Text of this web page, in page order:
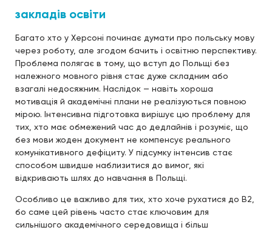
закладів освіти
Багато хто у Херсоні починає думати про польську мову
через роботу, але згодом бачить і освітню перспективу.
Проблема полягає в тому, що вступ до Польщі без
належного мовного рівня стає дуже складним або
взагалі недосяжним. Наслідок — навіть хороша
мотивація й академічні плани не реалізуються повною
мірою. Інтенсивна підготовка вирішує цю проблему для
тих, хто має обмежений час до дедлайнів і розуміє, що
без мови жоден документ не компенсує реального
комунікативного дефіциту. У підсумку інтенсив стає
способом швидше наблизитися до вимог, які
відкривають шлях до навчання в Польщі.
Особливо це важливо для тих, хто хоче рухатися до B2,
бо саме цей рівень часто стає ключовим для
сильнішого академічного середовища і більш